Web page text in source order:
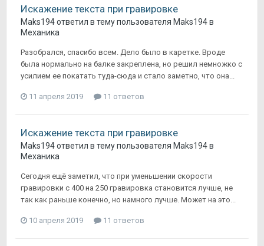
Искажение текста при гравировке
Maks194ответил в тему пользователя Maks194в
Механика
Разобрался, спасибо всем. Дело было в каретке. Вроде
была нормально на балке закреплена, но решил немножко с
усилием ее покатать туда-сюда и стало заметно, что она...
11 апреля 2019 11 ответов
Искажение текста при гравировке
Maks194ответил в тему пользователя Maks194в
Механика
Сегодня ещё заметил, что при уменьшении скорости
гравировки с 400 на 250 гравировка становится лучше, не
так как раньше конечно, но намного лучше. Может на это...
10 апреля 2019 11 ответов